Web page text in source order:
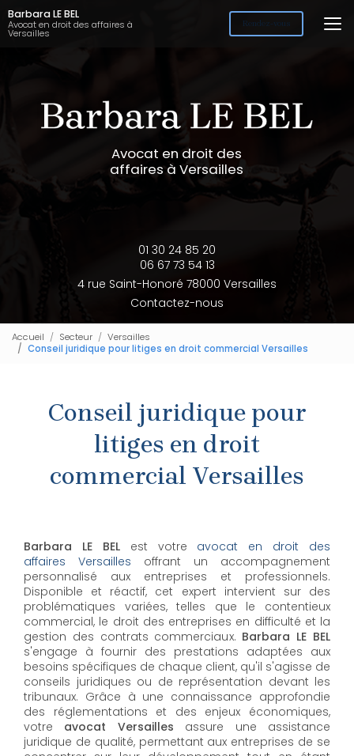
Aller
au
contenu
Barbara LE BEL
Avocat en droit des affaires à
Versailles
Rendez-vous
Avocat en droit des
affaires à Versailles
01 30 24 85 20
06 67 73 54 13
4 rue Saint-Honoré 78000 Versailles
Contactez-nous
Accueil Secteur
Versailles
Conseil juridique pour litiges en droit commercial Versailles
Conseil juridique pour
litiges en droit
commercial Versailles
Barbara LE BELest votre avocat en droit des
affaires Versailles offrant un accompagnement
personnalisé aux entreprises et professionnels.
Disponible et réactif, cet expert intervient sur des
problématiques variées, telles que le contentieux
commercial, le droit des entreprises en difficulté et la
gestion des contrats commerciaux. Barbara LE BEL
s'engage à fournir des prestations adaptées aux
besoins spécifiques de chaque client, qu'il s'agisse de
conseils juridiques ou de représentation devant les
tribunaux. Grâce à une connaissance approfondie
des réglementations et des enjeux économiques,
votre avocat Versailles assure une assistance
juridique de qualité, permettant aux entreprises de se